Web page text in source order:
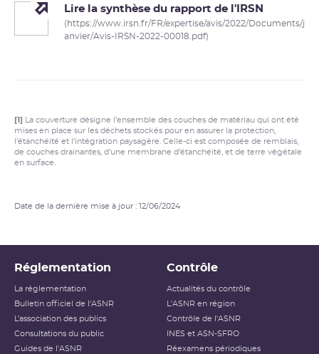
Lire la synthèse du rapport de l'IRSN
(https://www.irsn.fr/FR/expertise/avis/2022/Documents/j
anvier/Avis-IRSN-2022-00018.pdf)
[1]
La couverture désigne l’ensemble des couches de matériau qui ont été
mises en place sur les déchets stockés pour en assurer la protection,
l’étanchéité et l’intégration paysagère. Celle-ci est composée de remblais,
de couches drainantes, d’une membrane d’étanchéité, et de terre végétale
en surface.
Date de la dernière mise à jour : 12/06/2024
Réglementation
La réglementation
Bulletin officiel de l'ASNR
L’association des publics
Consultations du public
Guides de l'ASNR
Contrôle
Actualités du contrôle
L'ASNR en région
Contrôle de l'ASNR
INES et ASN-SFRO
Réexamens périodiques